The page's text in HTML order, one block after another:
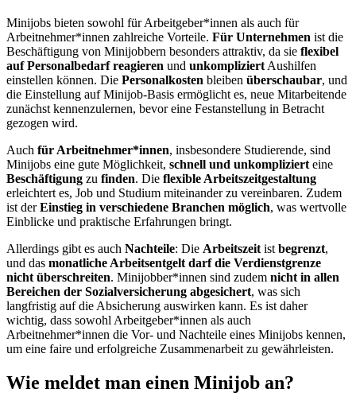
Minijobs bieten sowohl für Arbeitgeber*innen als auch für
Arbeitnehmer*innen zahlreiche Vorteile. Für Unternehmen ist die
Beschäftigung von Minijobbern besonders attraktiv, da sie flexibel
auf Personalbedarf reagieren und unkompliziert Aushilfen
einstellen können. Die Personalkosten bleiben überschaubar, und
die Einstellung auf Minijob-Basis ermöglicht es, neue Mitarbeitende
zunächst kennenzulernen, bevor eine Festanstellung in Betracht
gezogen wird.
Auch für Arbeitnehmer*innen, insbesondere Studierende, sind
Minijobs eine gute Möglichkeit, schnell und unkompliziert eine
Beschäftigung zu finden. Die flexible Arbeitszeitgestaltung
erleichtert es, Job und Studium miteinander zu vereinbaren. Zudem
ist derEinstieg in verschiedene Branchen möglich, was wertvolle
Einblicke und praktische Erfahrungen bringt.
Allerdings gibt es auch Nachteile: Die Arbeitszeit ist begrenzt,
und das monatliche Arbeitsentgelt darf die Verdienstgrenze
nicht überschreiten. Minijobber*innen sind zudem nicht in allen
Bereichen der Sozialversicherung abgesichert, was sich
langfristig auf die Absicherung auswirken kann. Es ist daher
wichtig, dass sowohl Arbeitgeber*innen als auch
Arbeitnehmer*innen die Vor- und Nachteile eines Minijobs kennen,
um eine faire und erfolgreiche Zusammenarbeit zu gewährleisten.
Wie meldet man einen Minijob an?